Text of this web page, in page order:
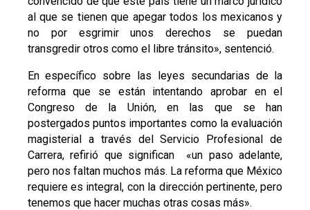
al que se tienen que apegar todos los mexicanos y
no por esgrimir unos derechos se puedan
transgredir otros como el libre tránsito», sentenció.
En específico sobre las leyes secundarias de la
reforma que se están intentando aprobar en el
Congreso de la Unión, en las que se han
postergados puntos importantes como la evaluación
magisterial a través del Servicio Profesional de
Carrera, refirió que significan «un paso adelante,
pero nos faltan muchos más. La reforma que México
requiere es integral, con la dirección pertinente, pero
tenemos que hacer muchas otras cosas más».